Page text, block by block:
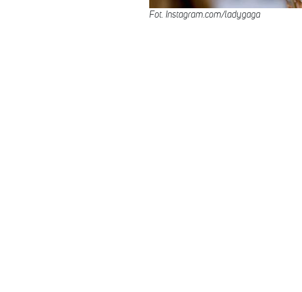
Fot. Instagram.com/ladygaga